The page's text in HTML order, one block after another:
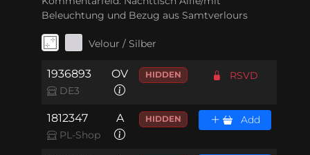
Beleuchtung und Bezug aus Samtverlours
Velour / Silber
1936893
DE3
OV HIDDEN RSVD
1812347
PL-Shop
A HIDDEN Add